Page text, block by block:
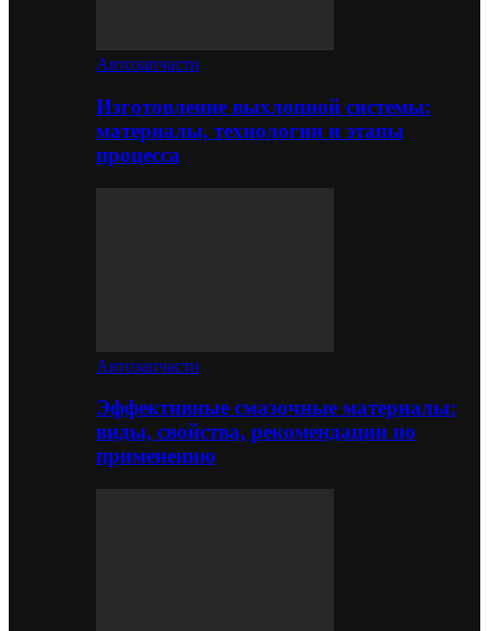
Автозапчасти
Изготовление выхлопной системы:
материалы, технологии и этапы
процесса
Автозапчасти
Эффективные смазочные материалы:
виды, свойства, рекомендации по
применению